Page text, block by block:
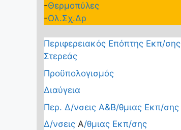
-Θερμοπύλες
-Ολ.Σχ.Δρ
Περιφερειακός Επόπτης Εκπ/σης
Στερεάς
Προϋπολογισμός
Διαύγεια
Περ. Δ/νσεις Α&Β/θμιας Εκπ/σης
Δ/νσεις Α/θμιας Εκπ/σης